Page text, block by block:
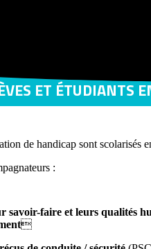
ET ÉTUDIANTS
de handicap sont scolarisés
:
savoir-faire et leurs qualités
